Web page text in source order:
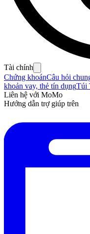
Tài chính
Chứng khoánCâu hỏi
khoản vay, thẻ tín dụngTúi
Liên hệ với MoMo
Hướng dẫn trợ giúp trên